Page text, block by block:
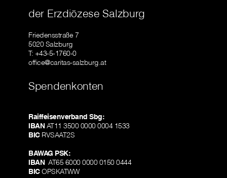
der Erzdiözese Salzburg
Friedensstraße 7
5020 Salzburg
T: +43-5-1760-0
office@caritas-salzburg.at
Spendenkonten
Raiffeisenverband Sbg:
IBANAT11 3500 0000 0004 1533
BICRVSAAT2S
BAWAG PSK:
IBANAT65 6000 0000 0150 0444
BICOPSKATWW